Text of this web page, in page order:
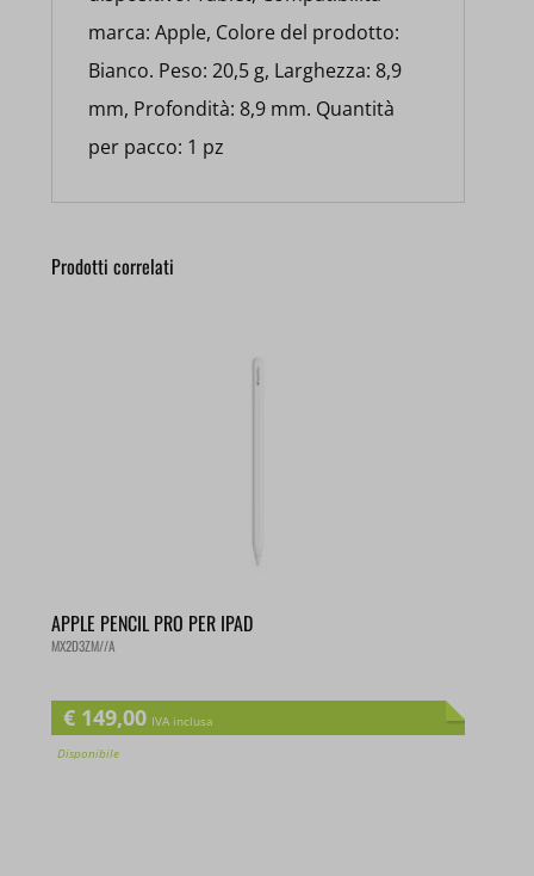
marca: Apple, Colore del prodotto:
Bianco. Peso: 20,5 g, Larghezza: 8,9
mm, Profondità: 8,9 mm. Quantità
per pacco: 1 pz
Prodotti correlati
APPLE PENCIL PRO PER IPAD
MX2D3ZM//A
€149,00